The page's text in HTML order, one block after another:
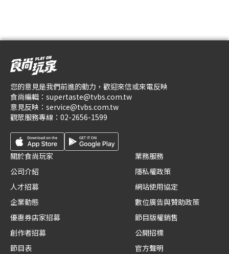
您的意見是我們前進的動力，歡迎來信或來電反映
食尚編輯： supertaste@tvbs.com.tw
意見反映： service@tvbs.com.tw
觀眾服務專線： 02-2656-1599
關於食尚玩家
公司介紹
人才招募
企業動態
優惠券店家招募
創作者招募
節目表
業務服務
隱私權政策
網站使用協定
數位廣告與贊助政策
節目版權銷售
公開招標
官方聲明